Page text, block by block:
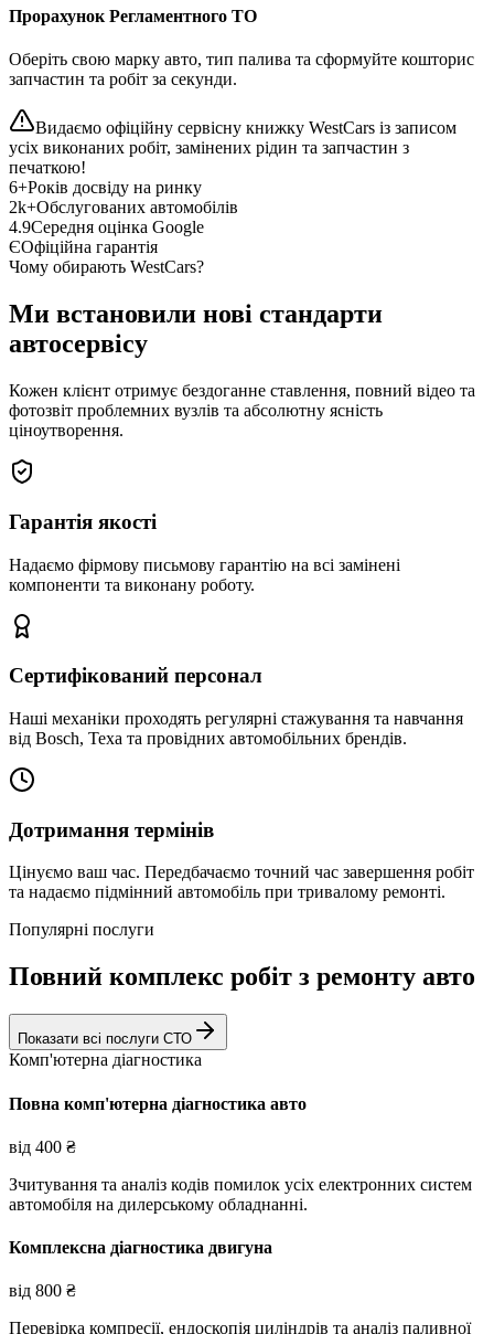
Прорахунок Регламентного ТО
Оберіть свою марку авто, тип палива та сформуйте кошторис
запчастин та робіт за секунди.
Видаємо офіційну сервісну книжку WestCars із записом
усіх виконаних робіт, замінених рідин та запчастин з
печаткою!
6+Років досвіду на ринку
2k+Обслугованих автомобілів
4.9Середня оцінка Google
ЄОфіційна гарантія
Чому обирають WestCars?
Ми встановили нові стандарти
автосервісу
Кожен клієнт отримує бездоганне ставлення, повний відео та
фотозвіт проблемних вузлів та абсолютну ясність
ціноутворення.
Гарантія якості
Надаємо фірмову письмову гарантію на всі замінені
компоненти та виконану роботу.
Сертифікований персонал
Наші механіки проходять регулярні стажування та навчання
від Bosch, Texa та провідних автомобільних брендів.
Дотримання термінів
Цінуємо ваш час. Передбачаємо точний час завершення робіт
та надаємо підмінний автомобіль при тривалому ремонті.
Популярні послуги
Повний комплекс робіт з ремонту авто
Показати всі послуги СТО
Комп'ютерна діагностика
Повна комп'ютерна діагностика авто
від 400 ₴
Зчитування та аналіз кодів помилок усіх електронних систем
автомобіля на дилерському обладнанні.
Комплексна діагностика двигуна
від 800 ₴
Перевірка компресії, ендоскопія циліндрів та аналіз паливної